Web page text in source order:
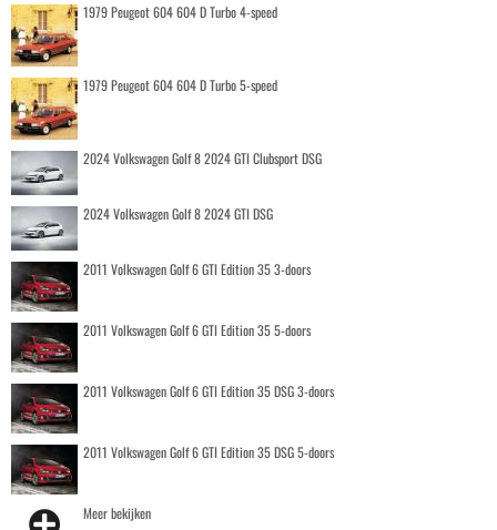
1979 Peugeot 604 604 D Turbo 4-speed
1979 Peugeot 604 604 D Turbo 5-speed
2024 Volkswagen Golf 8 2024 GTI Clubsport DSG
2024 Volkswagen Golf 8 2024 GTI DSG
2011 Volkswagen Golf 6 GTI Edition 35 3-doors
2011 Volkswagen Golf 6 GTI Edition 35 5-doors
2011 Volkswagen Golf 6 GTI Edition 35 DSG 3-doors
2011 Volkswagen Golf 6 GTI Edition 35 DSG 5-doors
Meer bekijken